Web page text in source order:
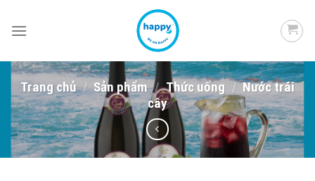
Trang chủ / Sản phẩm / Thức uống / Nước trái
cây